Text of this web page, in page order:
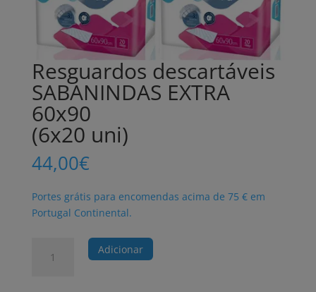
Resguardos descartáveis
SABANINDAS EXTRA
60x90
(6x20 uni)
44,00€
Portes grátis para encomendas acima de 75 € em
Portugal Continental.
Adicionar